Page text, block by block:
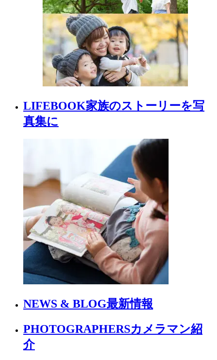
LIFEBOOK家族のストーリーを写
真集に
NEWS & BLOG最新情報
PHOTOGRAPHERSカメラマン紹
介